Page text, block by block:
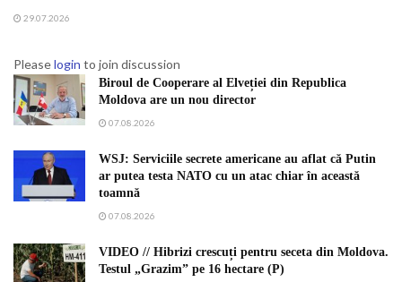
29.07.2026
Pleaselogin to join discussion
Biroul de Cooperare al Elveției din Republica
Moldova are un nou director
07.08.2026
WSJ: Serviciile secrete americane au aflat că Putin
ar putea testa NATO cu un atac chiar în această
toamnă
07.08.2026
VIDEO // Hibrizi crescuți pentru seceta din Moldova.
Testul „Grazim” pe 16 hectare (P)